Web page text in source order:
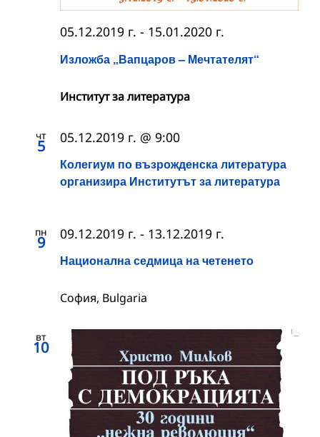
Изложба „Вапцаров – Мечтателят“
05.12.2019 г. - 15.01.2020 г.
Институт за литература
чт
5
Колегиум по възрожденска литература
организира Институтът за литература
05.12.2019 г. @ 9:00
пн
9
Национална седмица на четенето
09.12.2019 г. - 13.12.2019 г.
София, Bulgaria
вт
10